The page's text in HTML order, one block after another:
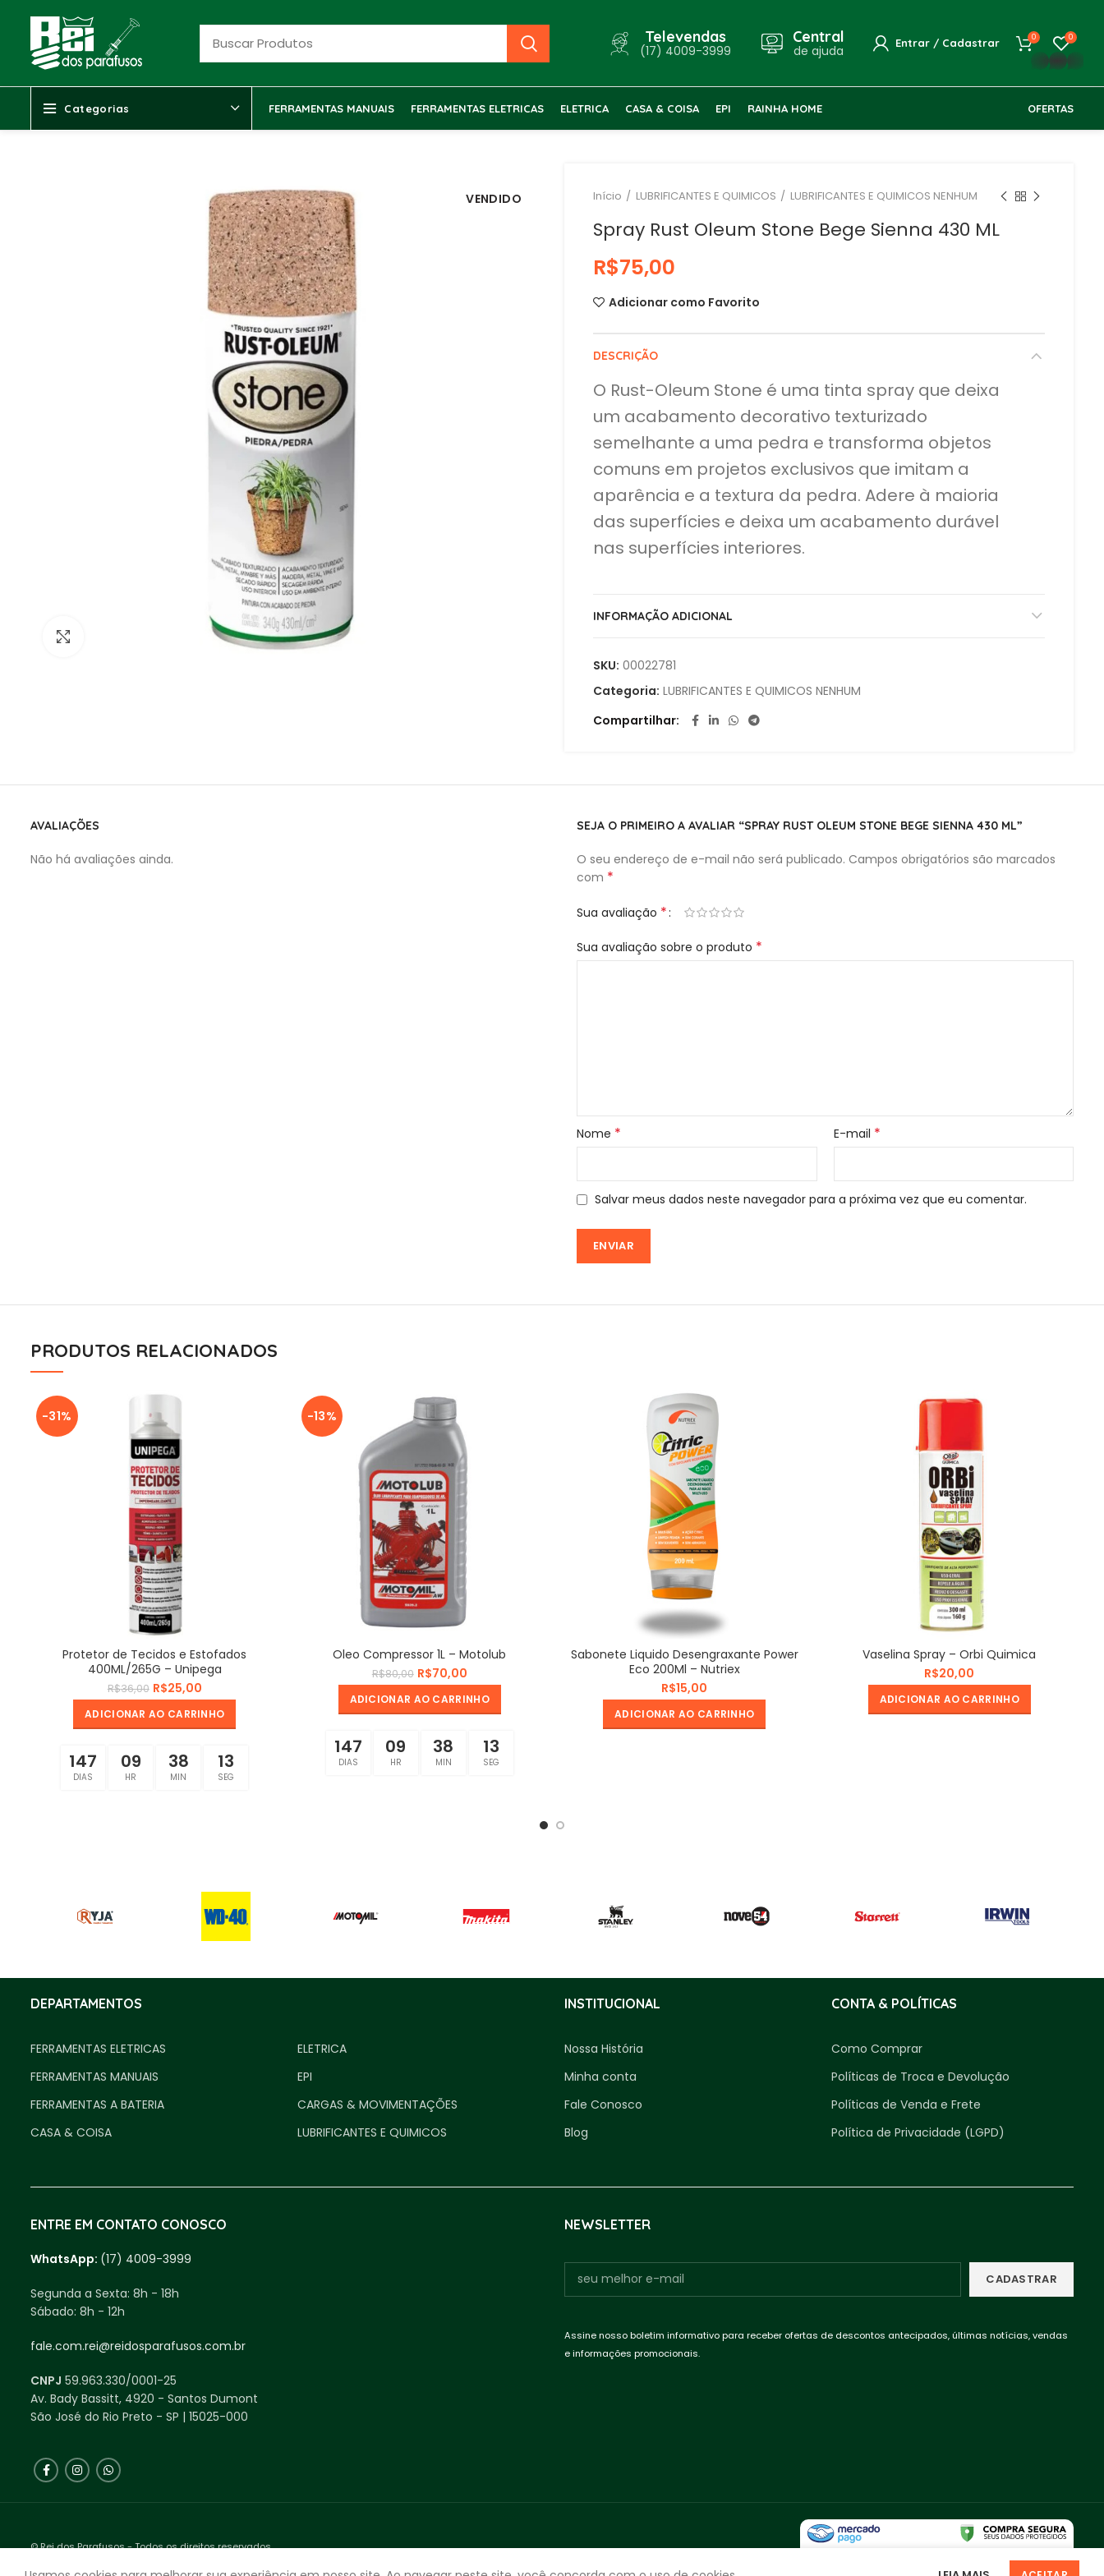
Televendas
(17) 4009-3999
Central
de ajuda Entrar / Cadastrar 0 0
Categorias FERRAMENTAS MANUAIS FERRAMENTAS ELETRICAS ELETRICA CASA & COISA EPI RAINHA HOME OFERTAS
VENDIDO Início LUBRIFICANTES E QUIMICOS LUBRIFICANTES E QUIMICOS NENHUM
Spray Rust Oleum Stone Bege Sienna 430 ML
R$
Adicionar como Favorito
DESCRIÇÃO
O Rust-Oleum Stone é uma tinta spray que deixa
um acabamento decorativo texturizado
semelhante a uma pedra e transforma objetos
comuns em projetos exclusivos que imitam a
aparência e a textura da pedra. Adere à maioria
das superfícies e deixa um acabamento durável
nas superfícies interiores.
INFORMAÇÃO ADICIONAL
SKU: 00022781
Categoria: LUBRIFICANTES E QUIMICOS NENHUM
Compartilhar
AVALIAÇÕES
Não há avaliações ainda.
SEJA O PRIMEIRO A AVALIAR “SPRAY RUST OLEUM STONE BEGE SIENNA 430 ML”
O seu endereço de e-mail não será publicado. Campos obrigatórios são marcados
com *
Sua avaliação *
Sua avaliação sobre o produto *
Nome * E-mail *
Salvar meus dados neste navegador para a próxima vez que eu comentar.
PRODUTOS RELACIONADOS
-31%
Protetor de Tecidos e Estofados
400ML/265G – Unipega
R$36,00 R$25,00
ADICIONAR AO CARRINHO
147
DIAS
09
HR
38
MIN
12
SEG
-13%
Oleo Compressor 1L – Motolub
R$80,00 R$70,00
ADICIONAR AO CARRINHO
147
DIAS
09
HR
38
MIN
12
SEG
Sabonete Liquido Desengraxante Power
Eco 200Ml – Nutriex
R$
ADICIONAR AO CARRINHO
Vaselina Spray – Orbi Quimica
R$
ADICIONAR AO CARRINHO
DEPARTAMENTOS
FERRAMENTAS ELETRICAS
FERRAMENTAS MANUAIS
FERRAMENTAS A BATERIA
CASA & COISA
ELETRICA
EPI
CARGAS & MOVIMENTAÇÕES
LUBRIFICANTES E QUIMICOS
INSTITUCIONAL
Nossa História
Minha conta
Fale Conosco
Blog
CONTA & POLÍTICAS
Como Comprar
Políticas de Troca e Devolução
Políticas de Venda e Frete
Política de Privacidade (LGPD)
ENTRE EM CONTATO CONOSCO
WhatsApp: (17) 4009-3999
Segunda a Sexta: 8h - 18h
Sábado: 8h - 12h
fale.com.rei@reidosparafusos.com.br
CNPJ 59.963.330/0001-25
Av. Bady Bassitt, 4920 - Santos Dumont
São José do Rio Preto - SP | 15025-000
NEWSLETTER
Assine nosso boletim informativo para receber ofertas de descontos antecipados, últimas notícias, vendas
e informações promocionais.
© Rei dos Parafusos - Todos os direitos reservados.
whatsapp